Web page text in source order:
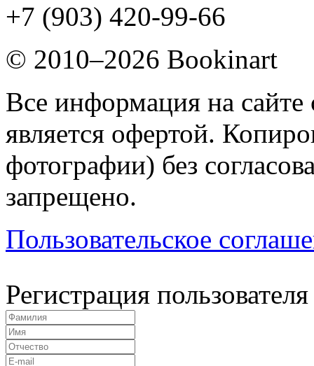
+7 (903) 420-99-66
© 2010–2026 Bookinart
Все информация на
является офертой.
фотографии) без
запрещено.
Пользовательское
Регистрация пользователя